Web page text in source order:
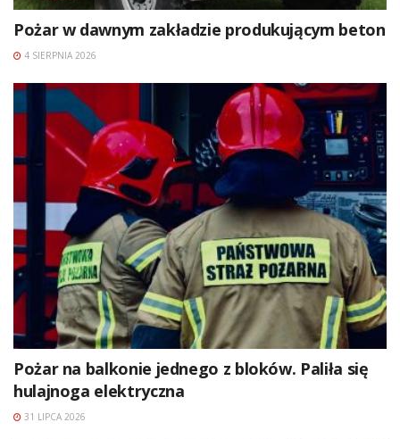
Pożar w dawnym zakładzie produkującym beton
4 SIERPNIA 2026
Pożar na balkonie jednego z bloków. Paliła się
hulajnoga elektryczna
31 LIPCA 2026